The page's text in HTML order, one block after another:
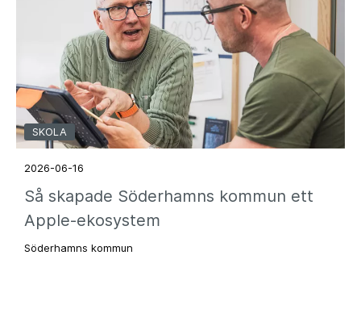
SKOLA
2026-06-16
Så skapade Söderhamns kommun ett
Apple-ekosystem
Söderhamns kommun